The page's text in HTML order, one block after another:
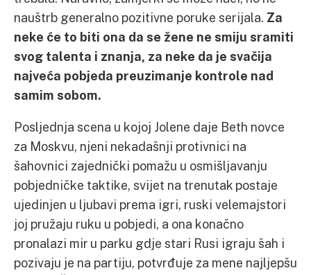
nauštrb generalno pozitivne poruke serijala. Za
neke će to biti ona da se žene ne smiju sramiti
svog talenta i znanja, za neke da je svačija
najveća pobjeda preuzimanje kontrole nad
samim sobom.
Posljednja scena u kojoj Jolene daje Beth novce
za Moskvu, njeni nekadašnji protivnici na
šahovnici zajednički pomažu u osmišljavanju
pobjedničke taktike, svijet na trenutak postaje
ujedinjen u ljubavi prema igri, ruski velemajstori
joj pružaju ruku u pobjedi, a ona konačno
pronalazi mir u parku gdje stari Rusi igraju šah i
pozivaju je na partiju, potvrđuje za mene najljepšu